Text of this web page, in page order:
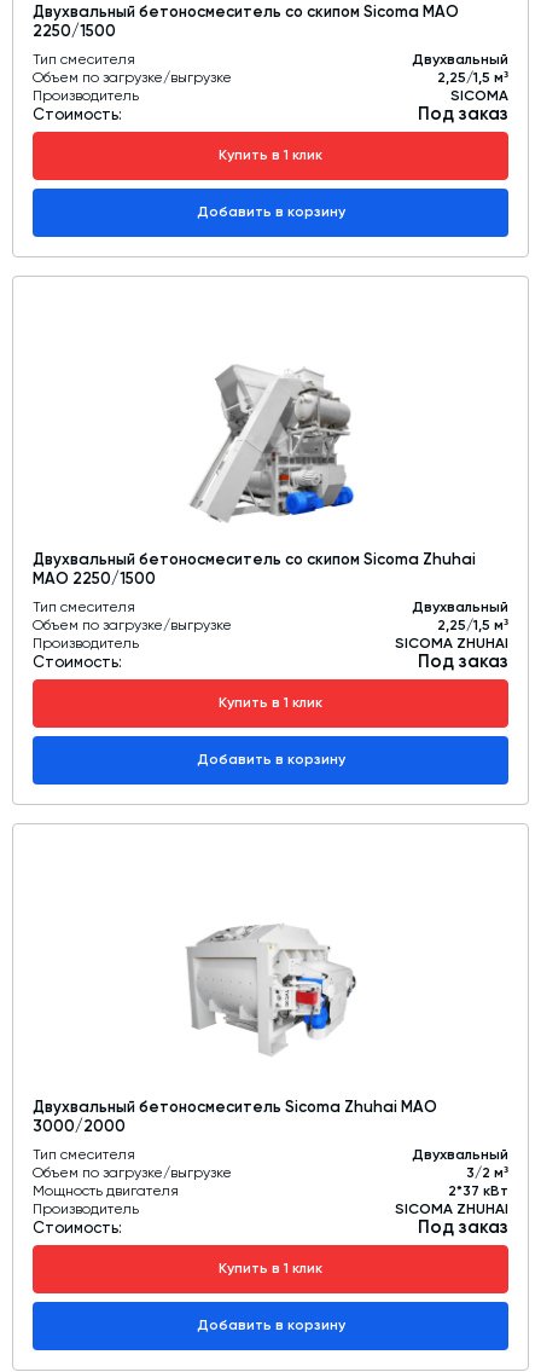
Двухвальный бетоносмеситель со скипом Sicoma MAO
2250/1500
Тип смесителя
Двухвальный
Объем по загрузке/выгрузке
2,25/1,5 м³
Производитель
SICOMA
Стоимость: Под заказ
Купить в 1 клик
Добавить в корзину
Двухвальный бетоносмеситель со скипом Sicoma Zhuhai
MAO 2250/1500
Тип смесителя
Двухвальный
Объем по загрузке/выгрузке
2,25/1,5 м³
Производитель
SICOMA ZHUHAI
Стоимость: Под заказ
Купить в 1 клик
Добавить в корзину
Двухвальный бетоносмеситель Sicoma Zhuhai MAO
3000/2000
Тип смесителя
Двухвальный
Объем по загрузке/выгрузке
3/2 м³
Мощность двигателя
2*37 кВт
Производитель
SICOMA ZHUHAI
Стоимость: Под заказ
Купить в 1 клик
Добавить в корзину